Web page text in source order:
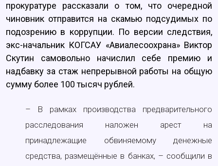
прокуратуре рассказали о том, что очередной
чиновник отправится на скамью подсудимых по
подозрению в коррупции. По версии следствия,
экс-начальник КОГСАУ «Авиалесоохрана» Виктор
Скутин самовольно начислил себе премию и
надбавку за стаж непрерывной работы на общую
сумму более 100 тысяч рублей.
– В рамках производства предварительного
расследования наложен арест на
принадлежащие обвиняемому денежные
средства, размещённые в банках, – сообщили в